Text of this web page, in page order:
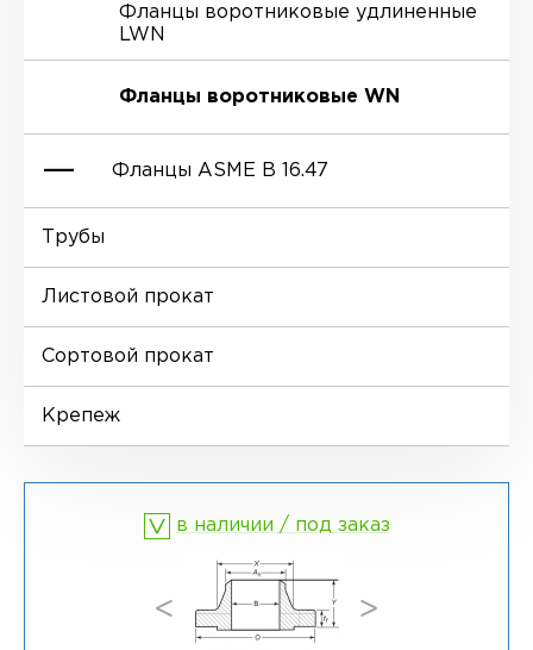
Отводы EN 10253-4
Отводы MSS SP-75
Переходы DIN 2616-1
Переходы DIN 2616-2
Ниппели
Фланцы воротниковые удлиненные
LWN
Фланцы воротниковые WN
Фланцы ASME B 16.47
Трубы
Листовой прокат
Сортовой прокат
Крепеж
в наличии / под заказ